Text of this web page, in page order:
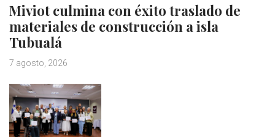
Miviot culmina con éxito traslado de
materiales de construcción a isla
Tubualá
7 agosto, 2026